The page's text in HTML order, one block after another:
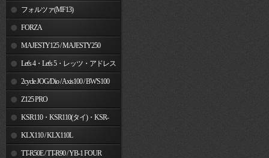
フォルツァ(MF13)
FORZA
MAJESTY125 / MAJESTY250
Let's 4・Let's 5・レッツ・アドレス
V50 2cycle JOG/Dio / Axis100 / BW'S100
Z125 PRO
KSR110・KSR110(タイ)・KSR-
I/II・KSR PRO
KLX110 / KLX110L
TT-R50E / TT-R90 / YB-1 FOUR